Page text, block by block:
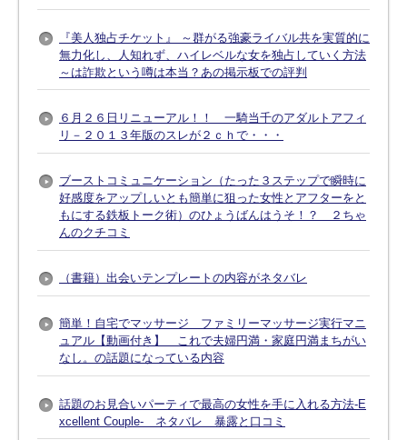
『美人独占チケット』 ～群がる強豪ライバル共を実質的に
無力化し、人知れず、ハイレベルな女を独占していく方法
～は詐欺という噂は本当？あの掲示板での評判
６月２６日リニューアル！！ 一騎当千のアダルトアフィ
リ－２０１３年版のスレが２ｃｈで・・・
ブーストコミュニケーション（たった３ステップで瞬時に
好感度をアップしいとも簡単に狙った女性とアフターをと
もにする鉄板トーク術）のひょうばんはうそ！？ ２ちゃ
んのクチコミ
（書籍）出会いテンプレートの内容がネタバレ
簡単！自宅でマッサージ ファミリーマッサージ実行マニ
ュアル【動画付き】 これで夫婦円満・家庭円満まちがい
なし。の話題になっている内容
話題のお見合いパーティで最高の女性を手に入れる方法-E
xcellent Couple- ネタバレ 暴露と口コミ